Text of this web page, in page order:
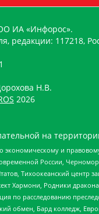
ИА «Инфорос».
редакции: 117218,
Н.В.
2026
на
и
России,
Тихоокеанский центр
Хармони, Родники
по расследованию
обмен, Бард колледж,